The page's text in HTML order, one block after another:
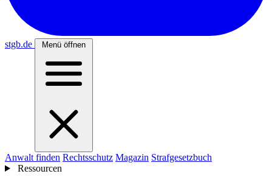
stgb.de Menü öffnen
Anwalt finden Rechtsschutz Magazin Strafgesetzbuch
Ressourcen